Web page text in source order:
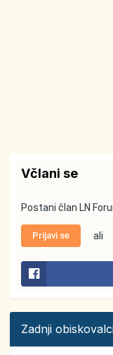
Včlani se
Postani član LN
Prijavi se ali
Zadnji